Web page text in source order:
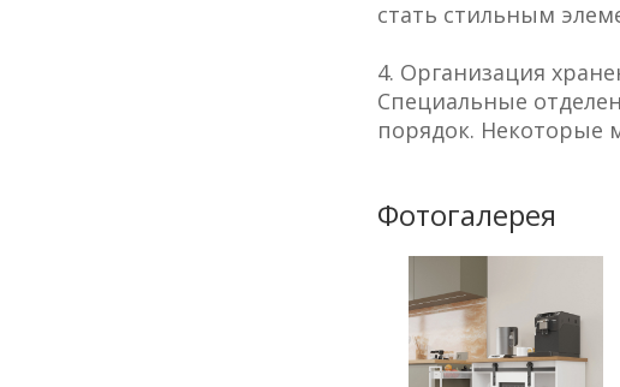
стать стильным
4. Организация
Специальные
порядок. Некоторые
Фотогалерея